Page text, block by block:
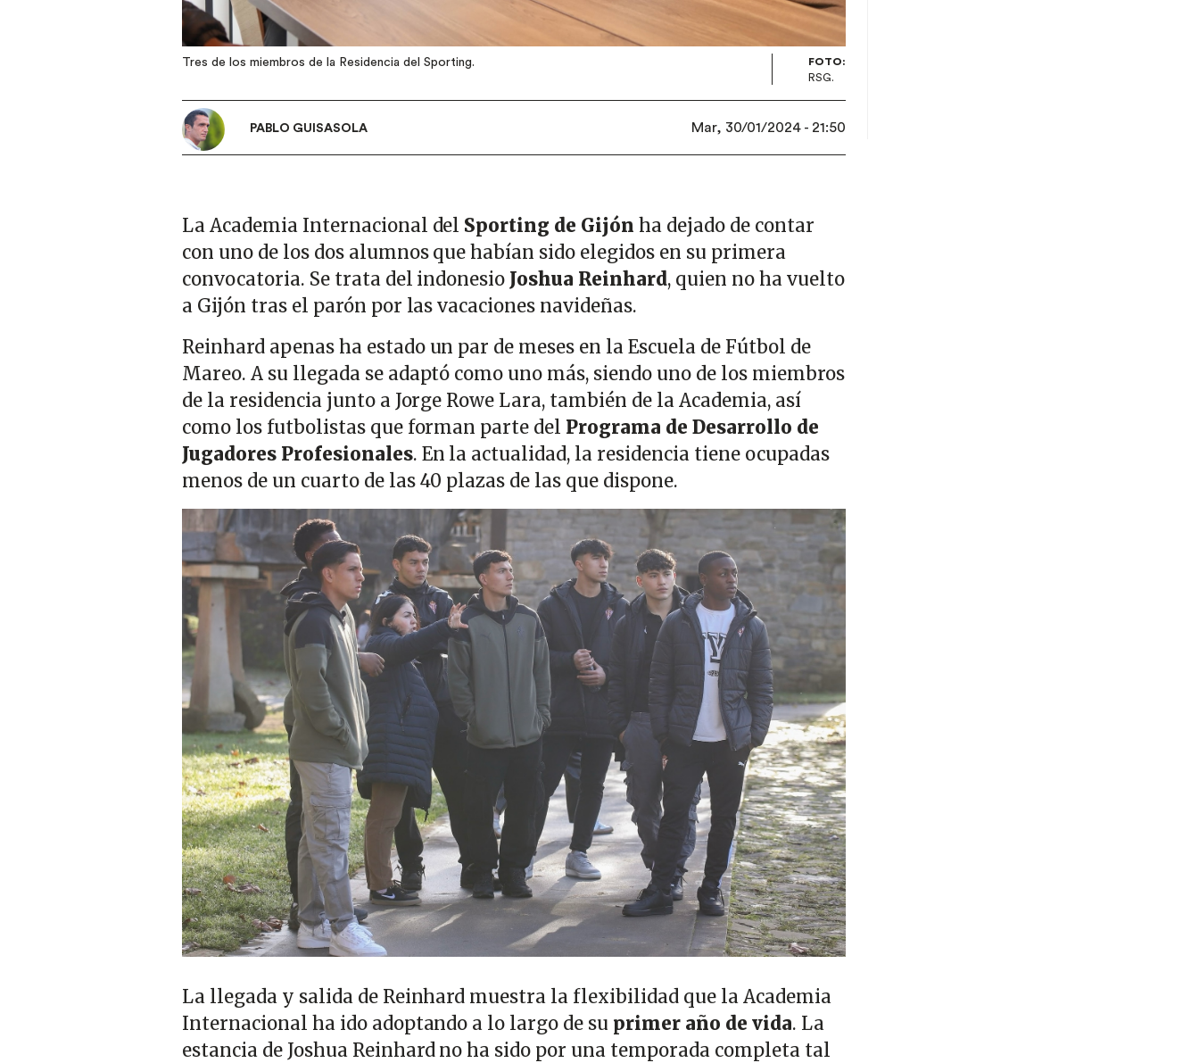
Tres de los miembros de la Residencia del Sporting.
FOTO:
RSG.
PABLO GUISASOLA Mar, 30/01/2024 - 21:50
La Academia Internacional del Sporting de Gijón ha dejado de contar
con uno de los dos alumnos que habían sido elegidos en su primera
convocatoria. Se trata del indonesio Joshua Reinhard, quien no ha vuelto
a Gijón tras el parón por las vacaciones navideñas.
Reinhard apenas ha estado un par de meses en la Escuela de Fútbol de
Mareo. A su llegada se adaptó como uno más, siendo uno de los miembros
de la residencia junto a Jorge Rowe Lara, también de la Academia, así
como los futbolistas que forman parte del Programa de Desarrollo de
Jugadores Profesionales. En la actualidad, la residencia tiene ocupadas
menos de un cuarto de las 40 plazas de las que dispone.
Imagen
La llegada y salida de Reinhard muestra la flexibilidad que la Academia
Internacional ha ido adoptando a lo largo de su primer año de vida. La
estancia de Joshua Reinhard no ha sido por una temporada completa tal